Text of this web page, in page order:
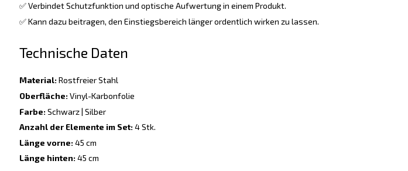
✅ Verbindet Schutzfunktion und optische Aufwertung in einem Produkt.
✅ Kann dazu beitragen, den Einstiegsbereich länger ordentlich wirken zu lassen.
Technische Daten
Material:Rostfreier Stahl
Oberfläche:Vinyl-Karbonfolie
Farbe:Schwarz | Silber
Anzahl der Elemente im Set:4 Stk.
Länge vorne:45 cm
Länge hinten:45 cm